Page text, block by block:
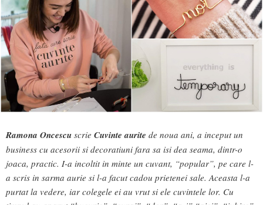
Ramona Oncescu scrie Cuvinte aurite de noua ani, a inceput un
business cu acesorii si decoratiuni fara sa isi dea seama, dintr-o
joaca, practic. I-a incoltit in minte un cuvant, “popular”, pe care l-
a scris in sarma aurie si l-a facut cadou prietenei sale. Aceasta l-a
purtat la vedere, iar colegele ei au vrut si ele cuvintele lor. Cu